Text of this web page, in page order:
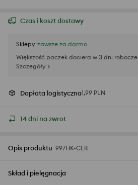
Czas i koszt dostawy
Sklepy zawsze za darmo
Większość paczek dociera w 3 dni robocze
Szczegóły >
Dopłata logistyczna1,99 PLN
14 dni na zwrot
Opis produktu 997HK-CLR
Skład i pielęgnacja